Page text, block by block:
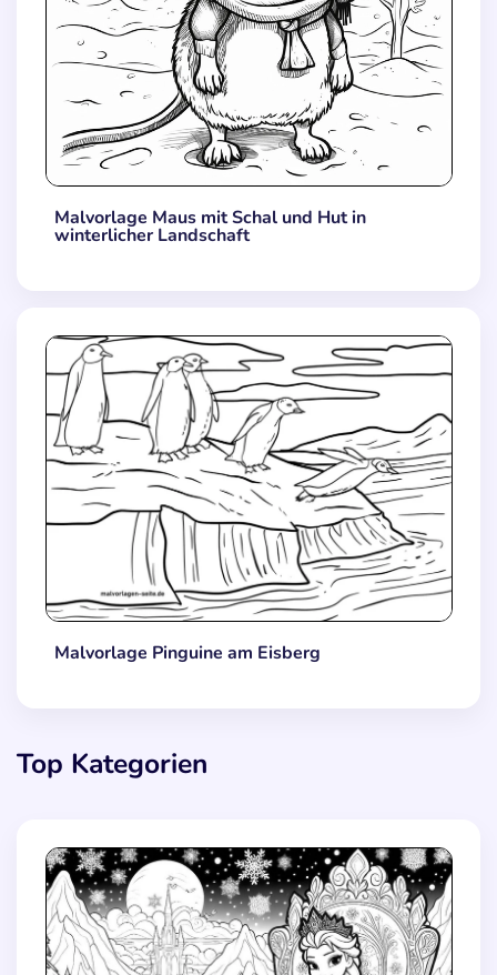
Malvorlage Maus mit Schal und Hut in
winterlicher Landschaft
Malvorlage Pinguine am Eisberg
Top Kategorien